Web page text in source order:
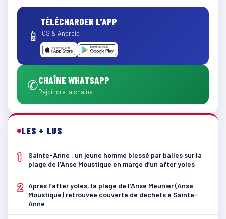
📱
TÉLÉCHARGER L'APP
iOS & Android
✆CHAÎNE WHATSAPP
Rejoindre la chaîne
LES + LUS
1
Sainte-Anne : un jeune homme blessé par balles sur la
plage de l’Anse Moustique en marge d’un after yoles
2 Après l’after yoles, la plage de l’Anse Meunier (Anse
Moustique) retrouvée couverte de déchets à Sainte-
Anne